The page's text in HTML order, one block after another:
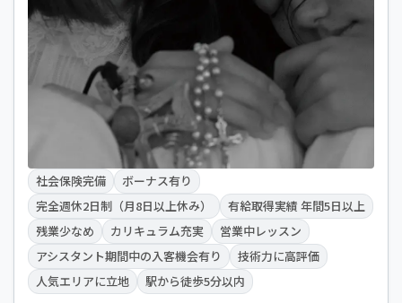
社会保険完備
ボーナス有り
完全週休2日制（月8日以上休み）
有給取得実績 年間5日以上
残業少なめ
カリキュラム充実
営業中レッスン
アシスタント期間中の入客機会有り
技術力に高評価
人気エリアに立地
駅から徒歩5分以内